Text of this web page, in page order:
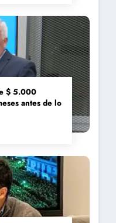
$ 5.000
antes de lo